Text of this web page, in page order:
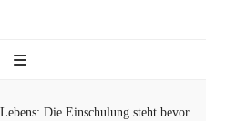
Die Einschulung steht bevor